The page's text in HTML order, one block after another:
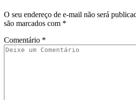
O seu endereço de e-mail não será
são marcados com *
Comentário *